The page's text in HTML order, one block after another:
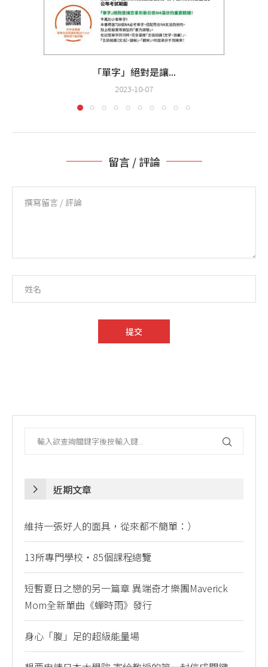
「單字」絕對是讓...
2023-10-07
留言 / 評論
近期文章
維持一張好人的面具，從來都不簡單：）
13所專門學校・85個課程總覽
短暫夏日之戀的另一篇章 異端奇才樂團Maverick
Mom全新單曲《蟬時雨》發行
身心「腹」足的超級能量場